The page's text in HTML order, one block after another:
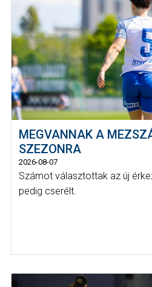
MEGVANNAK A
SZEZONRA
2026-08-07
Számot választottak az új
pedig cserélt.